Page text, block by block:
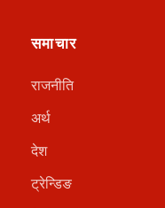
समाचार
राजनीति
अर्थ
देश
ट्रेन्डिङ